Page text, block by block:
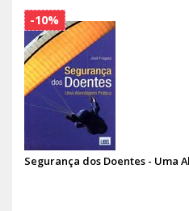
Segurança dos Doentes - Uma
-10%